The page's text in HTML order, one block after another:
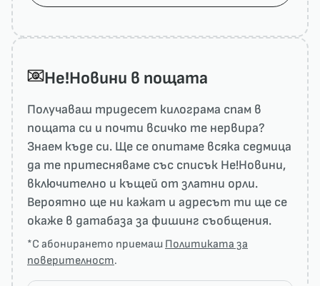
He!Новини в пощата
Получаваш тридесет килограма спам в
пощата си и почти всичко те нервира?
Знаем къде си. Ще се опитаме всяка седмица
да те притесняваме със списък He!Новини,
включително и къщей от златни орли.
Вероятно ще ни кажат и адресът ти ще се
окаже в датабаза за фишинг съобщения.
*С абонирането приемаш Политиката за
поверителност.